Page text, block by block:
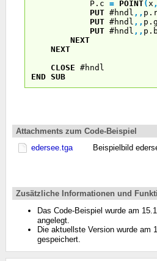
P.c = POINT( x
PUT #hndl , ,
PUT #hndl , ,
PUT #hndl , ,
NEXT
NEXT
CLOSE #hndl
END SUB
Attachments zum Code-Beispiel
edersee.tga
Beispielbild
Zusätzliche Informationen und
Das Code-Beispiel wurde am
angelegt.
Die aktuellste Version wurde am
gespeichert.